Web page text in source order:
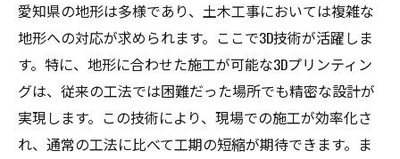
愛知県の地形は多様であり、土木工事においては複雑な
地形への対応が求められます。ここで3D技術が活躍しま
す。特に、地形に合わせた施工が可能な3Dプリンティン
グは、従来の工法では困難だった場所でも精密な設計が
実現します。この技術により、現場での施工が効率化さ
れ、通常の工法に比べて工期の短縮が期待できます。ま